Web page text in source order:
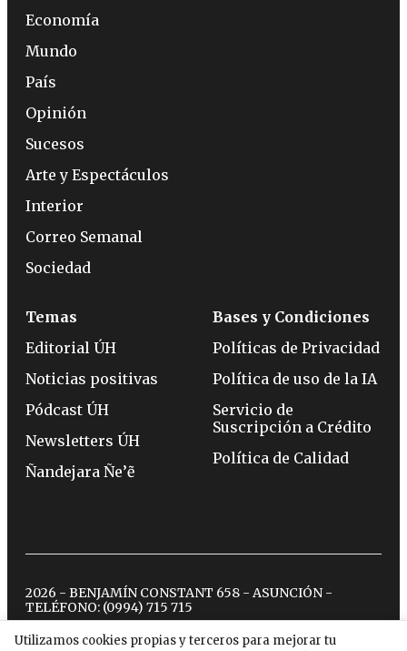
Utilizamos cookies propias y terceros para mejorar tu
Economía
Mundo
País
Opinión
Sucesos
Arte y Espectáculos
Interior
Correo Semanal
Sociedad
Temas
Editorial ÚH
Noticias positivas
Pódcast ÚH
Newsletters ÚH
Ñandejara Ñe’ẽ
Bases y Condiciones
Políticas de Privacidad
Política de uso de la IA
Servicio de
Suscripción a Crédito
Política de Calidad
2026 - BENJAMÍN CONSTANT 658 - ASUNCIÓN -
TELÉFONO: (0994) 715 715